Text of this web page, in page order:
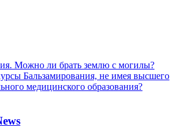
Можно ли брать землю с могилы?
Бальзамирования, не имея высшего
медицинского образования?